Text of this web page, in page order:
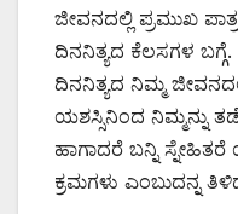
ಜೀವನದಲ್ಲಿ ಪ್ರಮುಖ
ದಿನನಿತ್ಯದ ಕೆಲಸಗಳ ಬಗ್ಗೆ.
ದಿನನಿತ್ಯದ ನಿಮ್ಮ
ಯಶಸ್ಸಿನಿಂದ ನಿಮ್ಮನ್ನು
ಹಾಗಾದರೆ ಬನ್ನಿ
ಕ್ರಮಗಳು ಎಂಬುದನ್ನ